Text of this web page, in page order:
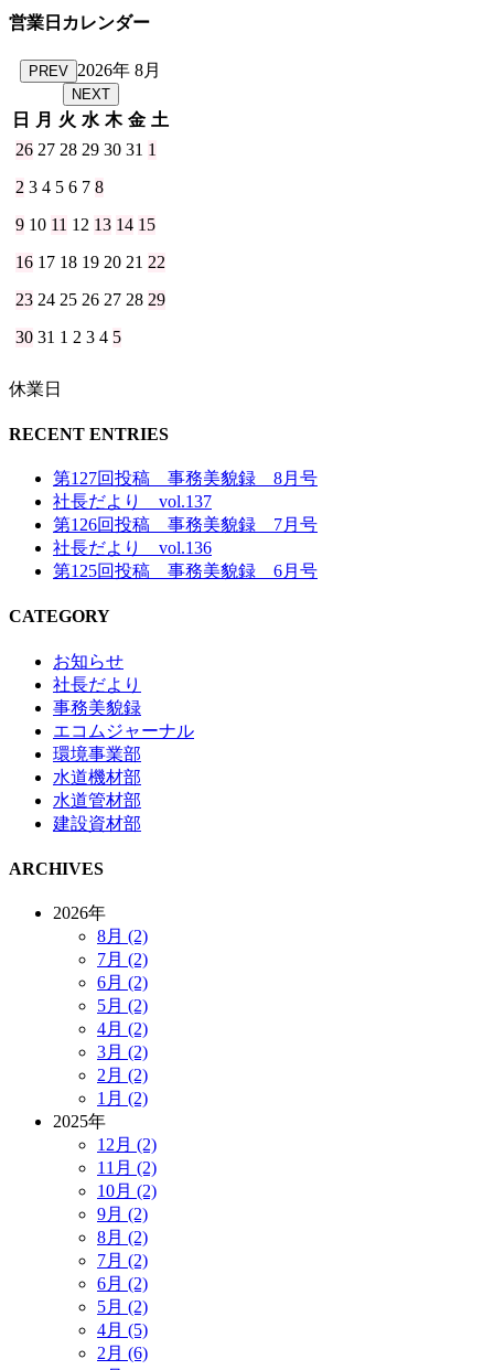
営業日カレンダー
PREV 2026年 8月
NEXT
日 月 火 水 木 金 土
26 27 28 29 30 31 1
2 3 4 5 6 7 8
9 10 11 12 13 14 15
16 17 18 19 20 21 22
23 24 25 26 27 28 29
30 31 1 2 3 4 5
休業日
RECENT ENTRIES
第127回投稿 事務美貌録 8月号
社長だより vol.137
第126回投稿 事務美貌録 7月号
社長だより vol.136
第125回投稿 事務美貌録 6月号
CATEGORY
お知らせ
社長だより
事務美貌録
エコムジャーナル
環境事業部
水道機材部
水道管材部
建設資材部
ARCHIVES
2026年
8月 (2)
7月 (2)
6月 (2)
5月 (2)
4月 (2)
3月 (2)
2月 (2)
1月 (2)
2025年
12月 (2)
11月 (2)
10月 (2)
9月 (2)
8月 (2)
7月 (2)
6月 (2)
5月 (2)
4月 (5)
2月 (6)